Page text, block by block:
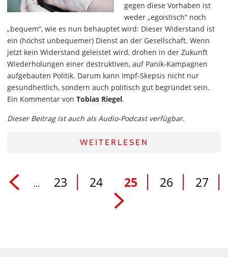
gegen diese Vorhaben ist
weder „egoistisch“ noch
„bequem“, wie es nun behauptet wird: Dieser Widerstand ist
ein (höchst unbequemer) Dienst an der Gesellschaft. Wenn
jetzt kein Widerstand geleistet wird, drohen in der Zukunft
Wiederholungen einer destruktiven, auf Panik-Kampagnen
aufgebauten Politik. Darum kann Impf-Skepsis nicht nur
gesundheitlich, sondern auch politisch gut begründet sein.
Ein Kommentar von Tobias Riegel.
Dieser Beitrag ist auch als Audio-Podcast verfügbar.
WEITERLESEN
... 23 24 25 26 27